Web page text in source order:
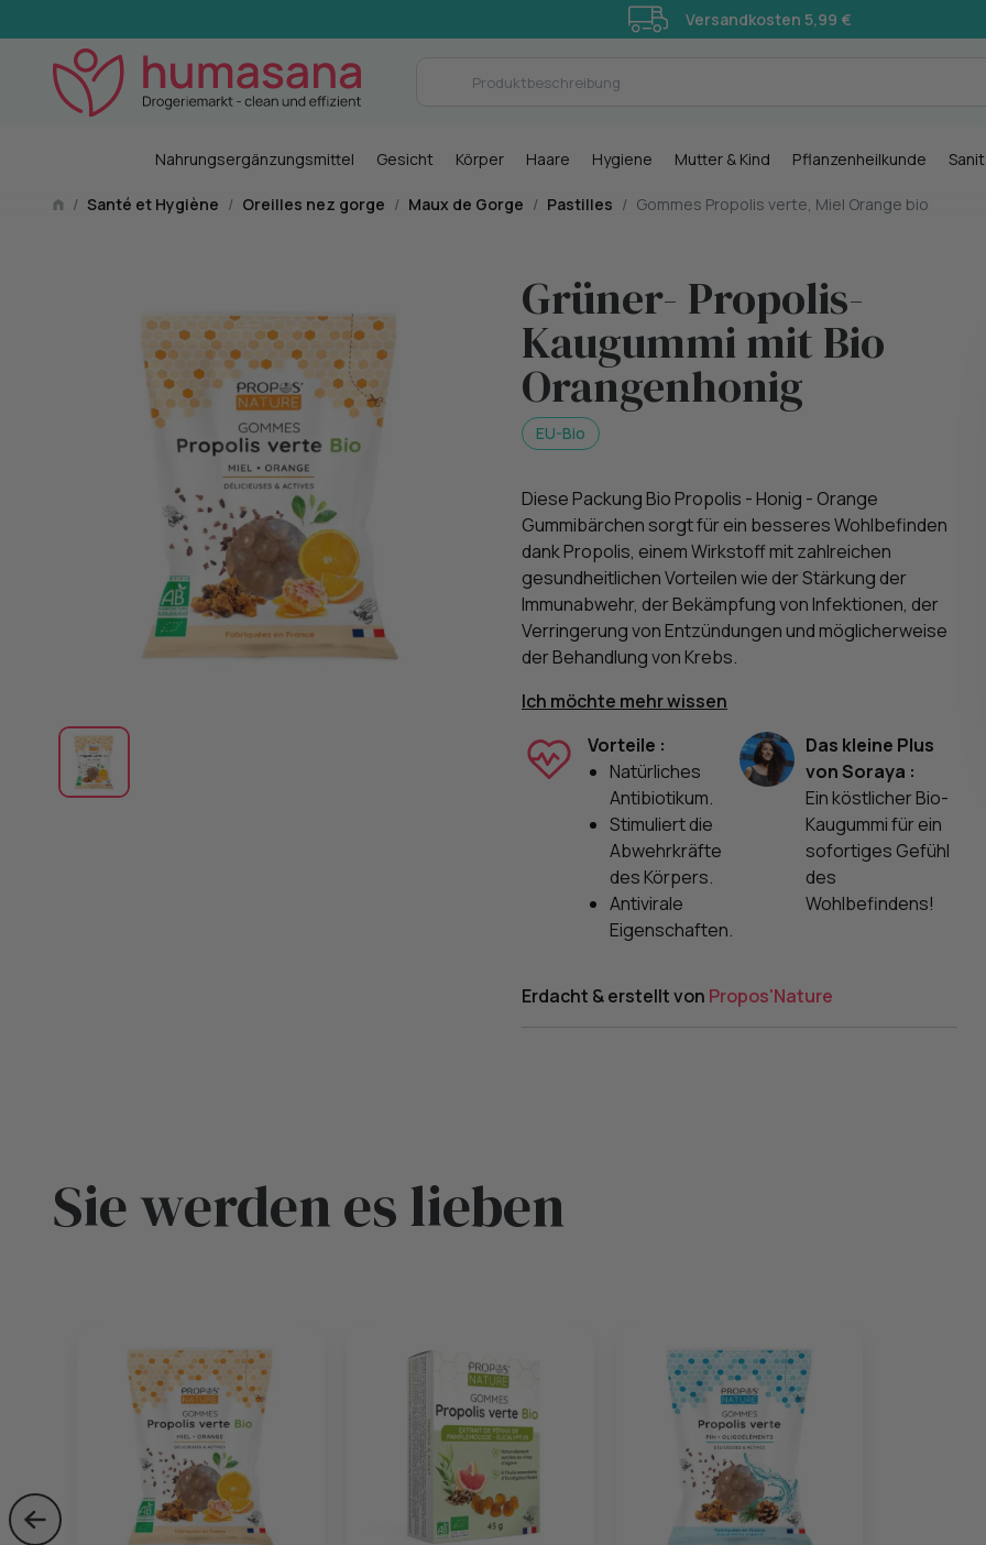
Versandkosten 5,99 €
Nahrungsergänzungsmittel Gesicht Körper Haare Hygiene Mutter & Kind Pflanzenheilkunde
/ Santé et Hygiène / Oreilles nez gorge / Maux de Gorge / Pastilles / Gommes Propolis verte, Miel Orange bio
Grüner- Propolis-
Kaugummi mit Bio
Orangenhonig
EU-Bio
Diese Packung Bio Propolis - Honig - Orange
Gummibärchen sorgt für ein besseres Wohlbefinden
dank Propolis, einem Wirkstoff mit zahlreichen
gesundheitlichen Vorteilen wie der Stärkung der
Immunabwehr, der Bekämpfung von Infektionen, der
Verringerung von Entzündungen und möglicherweise
der Behandlung von Krebs.
Ich möchte mehr wissen
Vorteile :
Natürliches
Antibiotikum.
Stimuliert die
Abwehrkräfte
des Körpers.
Antivirale
Eigenschaften.
Das kleine Plus
von Soraya :
Ein köstlicher Bio-
Kaugummi für ein
sofortiges Gefühl
des
Wohlbefindens!
Erdacht & erstellt von Propos'Nature
Sie werden es lieben
Skip to previous slide page